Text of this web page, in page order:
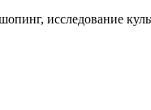
исследование